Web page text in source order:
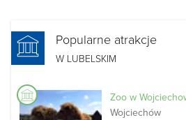
Popularne atrakcje
W LUBELSKIM
Zoo w
Wojciechów